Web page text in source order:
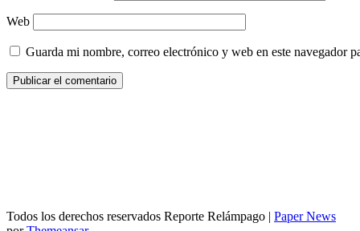
Web
Guarda mi nombre, correo electrónico y web en este navegador
Todos los derechos reservados Reporte Relámpago | Paper News